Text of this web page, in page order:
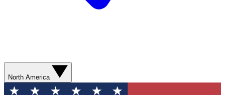
North America